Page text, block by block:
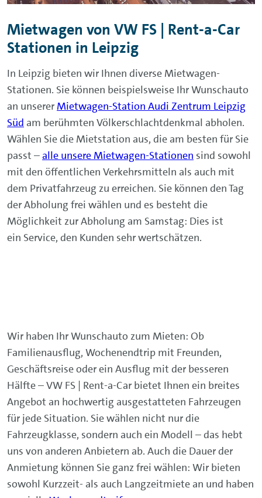
Mietwagen von VW FS | Rent-a-Car
Stationen in Leipzig
In Leipzig bieten wir Ihnen diverse Mietwagen-
Stationen. Sie können beispielsweise Ihr Wunschauto
an unserer Mietwagen-Station Audi Zentrum Leipzig
Süd am berühmten Völkerschlachtdenkmal abholen.
Wählen Sie die Mietstation aus, die am besten für Sie
passt –alle unsere Mietwagen-Stationen sind sowohl
mit den öffentlichen Verkehrsmitteln als auch mit
dem Privatfahrzeug zu erreichen. Sie können den Tag
der Abholung frei wählen und es besteht die
Möglichkeit zur Abholung am Samstag: Dies ist
ein Service, den Kunden sehr wertschätzen.
Wir haben Ihr Wunschauto zum Mieten: Ob
Familienausflug, Wochenendtrip mit Freunden,
Geschäftsreise oder ein Ausflug mit der besseren
Hälfte – VW FS | Rent-a-Car bietet Ihnen ein breites
Angebot an hochwertig ausgestatteten Fahrzeugen
für jede Situation. Sie wählen nicht nur die
Fahrzeugklasse, sondern auch ein Modell – das hebt
uns von anderen Anbietern ab. Auch die Dauer der
Anmietung können Sie ganz frei wählen: Wir bieten
sowohl Kurzzeit- als auch Langzeitmiete an und haben